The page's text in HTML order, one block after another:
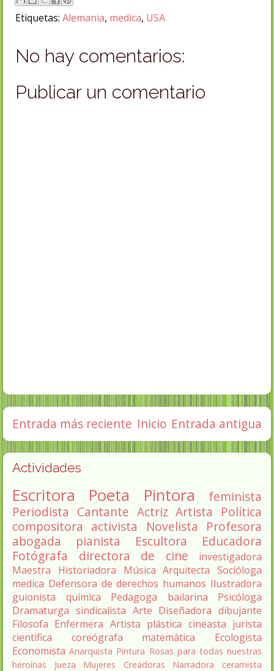
Etiquetas: Alemania, medica, USA
No hay comentarios:
Publicar un comentario
Entrada más reciente Entrada antigua
Inicio
Actividades
Escritora Poeta Pintora
feminista
Periodista Cantante Actriz Artista
Política
compositora activista Novelista
Profesora
abogada
pianista Escultora
Educadora
Fotógrafa
directora de cine
investigadora
Maestra
Historiadora Música Arquitecta Socióloga
medica Defensora de derechos humanos Ilustradora
guionista
química Pedagoga bailarina
Psicóloga
Dramaturga sindicalista Arte Diseñadora dibujante
Filosofa Enfermera Artista plástica cineasta jurista
científica
coreógrafa matemática
Ecologista
Economista Anarquista Pintura Rosas para todas nuestras
heroínas
Jueza Mujeres Creadoras Narradora
ceramista